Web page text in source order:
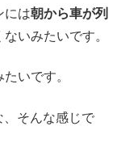
には朝から車が列
いみたいです。
たいです。
、そんな感じで